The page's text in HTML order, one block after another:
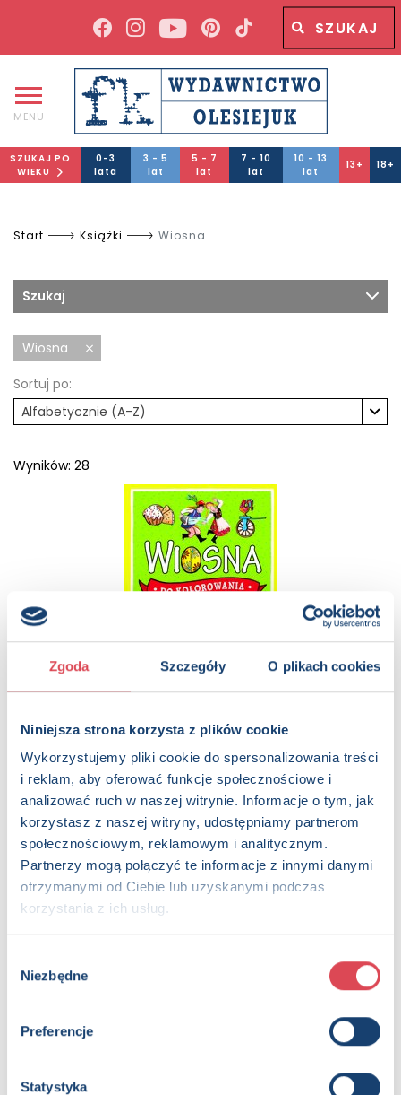
Zgoda Szczegóły O plikach cookies
Niniejsza strona korzysta z plików cookie
Wykorzystujemy pliki cookie do spersonalizowania treści
i reklam, aby oferować funkcje społecznościowe i
analizować ruch w naszej witrynie. Informacje o tym, jak
korzystasz z naszej witryny, udostępniamy partnerom
społecznościowym, reklamowym i analitycznym.
Partnerzy mogą połączyć te informacje z innymi danymi
otrzymanymi od Ciebie lub uzyskanymi podczas
korzystania z ich usług.
zgody
Niezbędne
Preferencje
Statystyka
Wyszukiwana fraza
MENU
SZUKAJ PO
WIEKU
0-3
lata
3 - 5
lat
5 - 7
lat
7 - 10
lat
10 - 13
lat
13+ 18+
Start Książki Wiosna
Szukaj
Wiosna
Sortuj po:
Alfabetycznie (A-Z)
Wyników: 28
zwyczaje
5+, Dzieci (0-12)
Wiosna do kolorowania. Z kredkami poznajemy wiosenne